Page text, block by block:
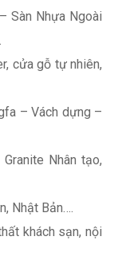
– Sàn Nhựa Ngoài
cửa gỗ tự nhiên,
– Vách dựng –
Nhân tạo,
Nhật Bản….
khách sạn, nội